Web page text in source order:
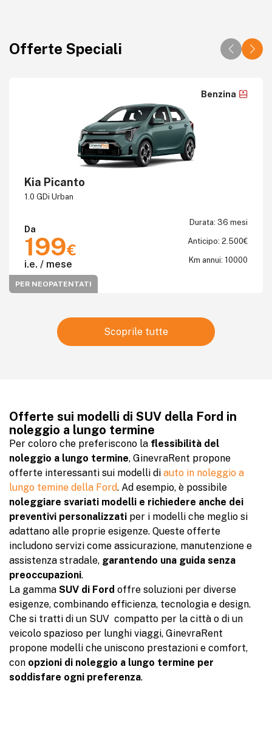
Offerte Speciali
Benzina
Kia Picanto
1.0 GDi Urban
Da
199€
i.e. / mese
Durata: 36 mesi
Anticipo: 2.500€
Km annui: 10000
PER NEOPATENTATI
Scoprile tutte
Offerte sui modelli di SUV della Ford in
noleggio a lungo termine
Per coloro che preferiscono la flessibilità del
noleggio a lungo termine, GinevraRent propone
offerte interessanti sui modelli di auto in noleggio a
lungo temine della Ford. Ad esempio, è possibile
noleggiare svariati modelli e richiedere anche dei
preventivi personalizzati per i modelli che meglio si
adattano alle proprie esigenze. Queste offerte
includono servizi come assicurazione, manutenzione e
assistenza stradale, garantendo una guida senza
preoccupazioni.
La gamma SUV di Ford offre soluzioni per diverse
esigenze, combinando efficienza, tecnologia e design.
Che si tratti di un SUV compatto per la città o di un
veicolo spazioso per lunghi viaggi, GinevraRent
propone modelli che uniscono prestazioni e comfort,
con opzioni di noleggio a lungo termine per
soddisfare ogni preferenza.